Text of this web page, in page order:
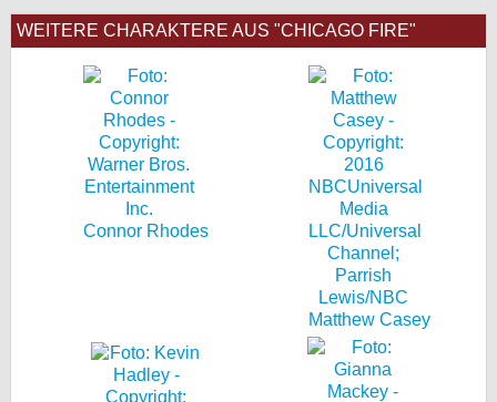
WEITERE CHARAKTERE AUS "CHICAGO FIRE"
Connor Rhodes
Matthew Casey